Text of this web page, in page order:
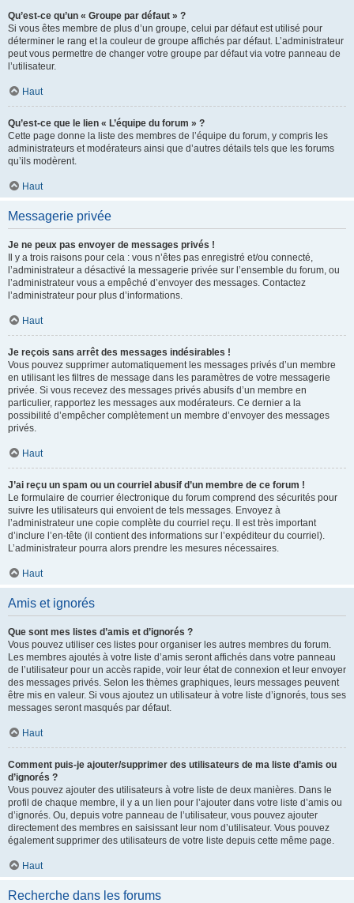
Qu’est-ce qu’un « Groupe par défaut » ?
Si vous êtes membre de plus d’un groupe, celui par défaut est utilisé pour
déterminer le rang et la couleur de groupe affichés par défaut. L’administrateur
peut vous permettre de changer votre groupe par défaut via votre panneau de
l’utilisateur.
Haut
Qu’est-ce que le lien « L’équipe du forum » ?
Cette page donne la liste des membres de l’équipe du forum, y compris les
administrateurs et modérateurs ainsi que d’autres détails tels que les forums
qu’ils modèrent.
Haut
Messagerie privée
Je ne peux pas envoyer de messages privés !
Il y a trois raisons pour cela : vous n’êtes pas enregistré et/ou connecté,
l’administrateur a désactivé la messagerie privée sur l’ensemble du forum, ou
l’administrateur vous a empêché d’envoyer des messages. Contactez
l’administrateur pour plus d’informations.
Haut
Je reçois sans arrêt des messages indésirables !
Vous pouvez supprimer automatiquement les messages privés d’un membre
en utilisant les filtres de message dans les paramètres de votre messagerie
privée. Si vous recevez des messages privés abusifs d’un membre en
particulier, rapportez les messages aux modérateurs. Ce dernier a la
possibilité d’empêcher complètement un membre d’envoyer des messages
privés.
Haut
J’ai reçu un spam ou un courriel abusif d’un membre de ce forum !
Le formulaire de courrier électronique du forum comprend des sécurités pour
suivre les utilisateurs qui envoient de tels messages. Envoyez à
l’administrateur une copie complète du courriel reçu. Il est très important
d’inclure l’en-tête (il contient des informations sur l’expéditeur du courriel).
L’administrateur pourra alors prendre les mesures nécessaires.
Haut
Amis et ignorés
Que sont mes listes d’amis et d’ignorés ?
Vous pouvez utiliser ces listes pour organiser les autres membres du forum.
Les membres ajoutés à votre liste d’amis seront affichés dans votre panneau
de l’utilisateur pour un accès rapide, voir leur état de connexion et leur envoyer
des messages privés. Selon les thèmes graphiques, leurs messages peuvent
être mis en valeur. Si vous ajoutez un utilisateur à votre liste d’ignorés, tous ses
messages seront masqués par défaut.
Haut
Comment puis-je ajouter/supprimer des utilisateurs de ma liste d’amis ou
d’ignorés ?
Vous pouvez ajouter des utilisateurs à votre liste de deux manières. Dans le
profil de chaque membre, il y a un lien pour l’ajouter dans votre liste d’amis ou
d’ignorés. Ou, depuis votre panneau de l’utilisateur, vous pouvez ajouter
directement des membres en saisissant leur nom d’utilisateur. Vous pouvez
également supprimer des utilisateurs de votre liste depuis cette même page.
Haut
Recherche dans les forums